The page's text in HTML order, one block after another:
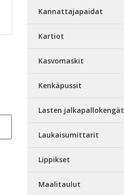
Kannattajapaidat
Kartiot
Kasvomaskit
Kenkäpussit
Lasten jalkapallokengät
Laukaisumittarit
Lippikset
Maalitaulut